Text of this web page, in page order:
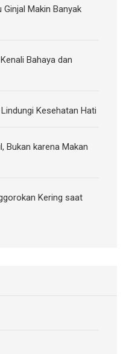
Makin Banyak
Bahaya dan
Kesehatan Hati
Bukan karena Makan
Kering saat